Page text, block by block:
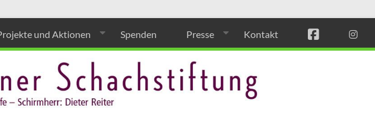
und Aktionen Spenden Presse Kontakt